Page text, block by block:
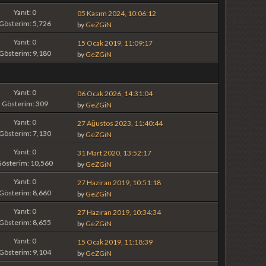
Yanıt: 0
Gösterim: 5,726
05 Kasım 2024, 10:06:12
by GeZGiN
Yanıt: 0
Gösterim: 9,180
15 Ocak 2019, 11:09:17
by GeZGiN
Yanıt: 0
Gösterim: 309
06 Ocak 2026, 14:31:04
by GeZGiN
Yanıt: 0
Gösterim: 7,130
27 Ağustos 2023, 11:40:44
by GeZGiN
Yanıt: 0
10,560
31 Mart 2020, 13:52:17
by GeZGiN
Yanıt: 0
Gösterim: 8,660
27 Haziran 2019, 10:51:18
by GeZGiN
Yanıt: 0
Gösterim: 8,655
27 Haziran 2019, 10:34:34
by GeZGiN
Yanıt: 0
Gösterim: 9,104
15 Ocak 2019, 11:18:39
by GeZGiN